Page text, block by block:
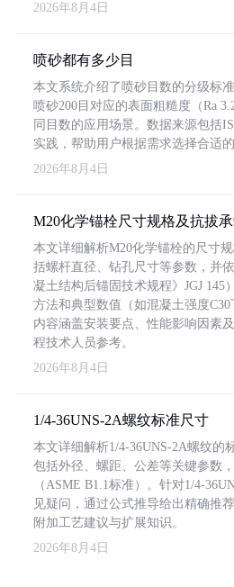
2026年8月4日
喷砂都有多少目
本文系统介绍了喷砂目数的分级标
喷砂200目对应的表面粗糙度（Ra
同目数的应用场景。数据来源包括
实践，帮助用户根据需求选择合适的
2026年8月4日
M20化学锚栓尺寸规格及抗拔
本文详细解析M20化学锚栓的尺寸
括螺杆直径、钻孔尺寸等参数，并
凝土结构后锚固技术规程》JGJ 145
方法和典型数值（如混凝土强度C30
内容涵盖安装要点、性能影响因素
程技术人员参考。
2026年8月4日
1/4-36UNS-2A螺纹标准尺寸
本文详细解析1/4-36UNS-2A螺纹的
包括外径、螺距、公差等关键参数
（ASME B1.1标准）。针对1/4-
见疑问，通过公式推导给出精确推
附加工艺建议与扩展知识。
2026年8月4日